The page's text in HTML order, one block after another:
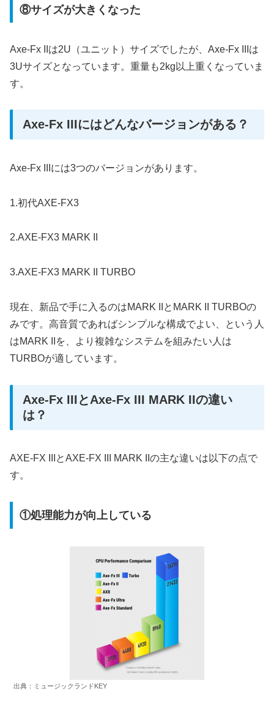
⑧サイズが大きくなった
Axe-Fx IIは2U（ユニット）サイズでしたが、Axe-Fx IIIは
3Uサイズとなっています。重量も2kg以上重くなっていま
す。
Axe-Fx IIIにはどんなバージョンがある？
Axe-Fx IIIには3つのバージョンがあります。
1.初代AXE-FX3
2.AXE-FX3 MARK II
3.AXE-FX3 MARK II TURBO
現在、新品で手に入るのはMARK IIとMARK II TURBOの
みです。高音質であればシンプルな構成でよい、という人
はMARK IIを、より複雑なシステムを組みたい人は
TURBOが適しています。
Axe-Fx IIIとAxe-Fx III MARK IIの違い
は？
AXE-FX IIIとAXE-FX III MARK IIの主な違いは以下の点で
す。
①処理能力が向上している
出典：ミュージックランドKEY